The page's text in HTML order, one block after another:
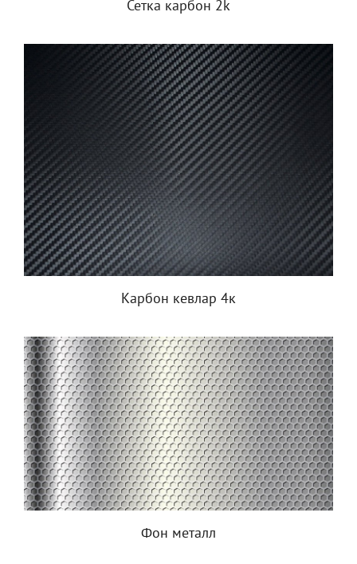
Сетка карбон 2k
Карбон кевлар 4к
Фон металл